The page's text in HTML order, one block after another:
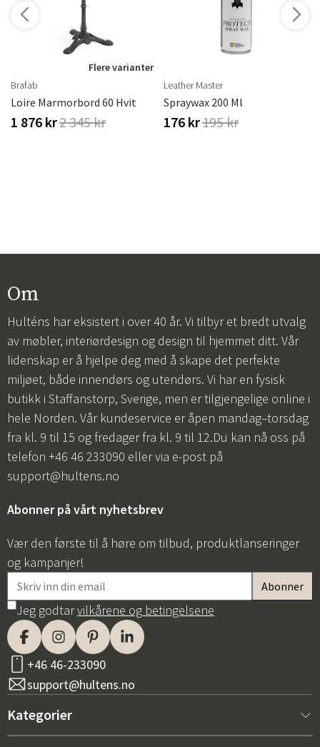
Flere varianter
Brafab
Loire Marmorbord 60 Hvit
1 876 kr2 345 kr
Leather Master
Spraywax 200 Ml
176 kr195 kr
Om
Hulténs har eksistert i over 40 år. Vi tilbyr et bredt utvalg
av møbler, interiørdesign og design til hjemmet ditt. Vår
lidenskap er å hjelpe deg med å skape det perfekte
miljøet, både innendørs og utendørs. Vi har en fysisk
butikk i Staffanstorp, Sverige, men er tilgjengelige online i
hele Norden. Vår kundeservice er åpen mandag–torsdag
fra kl. 9 til 15 og fredager fra kl. 9 til 12.Du kan nå oss på
telefon +46 46 233090 eller via e-post på
support@hultens.no
Abonner på vårt nyhetsbrev
Vær den første til å høre om tilbud, produktlanseringer
og kampanjer!
Jeg godtarvilkårene og betingelsene
+46 46-233090
support@hultens.no
Kategorier